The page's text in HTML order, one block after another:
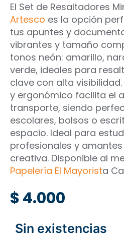
El Set de Resaltadores
Artesco es la opción
tus apuntes y
vibrantes y tamaño
tonos neón: amarillo,
verde, ideales para
clave con alta
y ergonómico facilita el
transporte, siendo
escolares, bolsos o
espacio. Ideal para
profesionales y
creativa. Disponible al
Papelería El Mayorista
$4.000
Sin existencias